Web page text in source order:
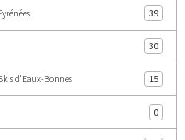
39
30
d'Eaux-Bonnes 15
0